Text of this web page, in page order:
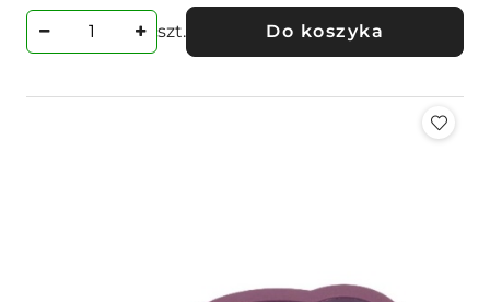
szt. Do koszyka